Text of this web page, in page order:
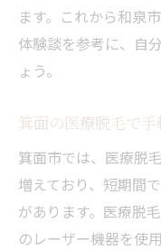
ます。これから和泉
体験談を参考に、自
ょう。
箕面の医療脱毛で
箕面市では、医療脱
増えており、短期間
があります。医療脱
のレーザー機器を使